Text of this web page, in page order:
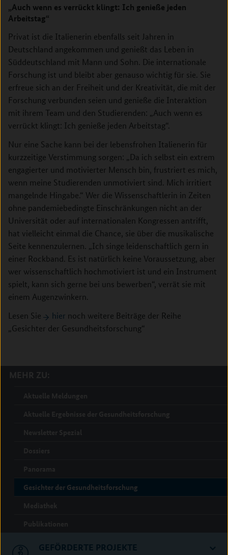
„Auch wenn es verrückt klingt: Ich genieße jeden
Arbeitstag“
Privat ist die Italienerin ebenfalls seit Jahren in
Deutschland angekommen und genießt das Leben in
Süddeutschland mit Mann und Sohn. Die internationale
Forschung ist und bleibt aber genauso wichtig für sie. Sie
erfreue sich an der Freiheit und der Kreativität, die mit der
Forschung verbunden seien und genieße die Interaktion
mit ihrem Team und den Studierenden: „Auch wenn es
verrückt klingt: Ich genieße jeden Arbeitstag“.
Nur eine Sache kann bei der lebensfrohen Italienerin für
kurzzeitige Verstimmung sorgen: „Da ich selbst ein extrem
engagierter und motivierter Mensch bin, frustriert es mich,
wenn meine Studierenden unmotiviert sind. Mich irritiert
mangelnde Hingabe.“ Wer die Wissenschaftlerin in Zeiten
ohne pandemiebedingte Einschränkungen nicht an der
Universität oder auf internationalen Kongressen antrifft,
hat vielleicht einmal die Chance, sie über die musikalische
Seite kennenzulernen. „Ich singe leidenschaftlich gern in
einer Rockband. Es ist natürlich keine Voraussetzung, aber
wer wissenschaftlich hochmotiviert ist und ein Instrument
spielt, kann sich gerne bei uns bewerben“, verrät sie mit
einem Augenzwinkern.
Lesen Sie
hier noch weitere Beiträge der Reihe
„Gesichter der Gesundheitsforschung“
Gesichter der Gesundheitsforschung
GEFÖRDERTE PROJEKTE